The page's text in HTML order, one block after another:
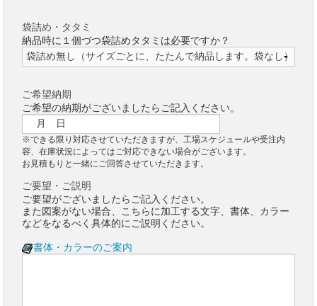
袋詰め・タタミ
納品時に１個づつ袋詰めタタミは必要ですか？
ご希望納期
ご希望の納期がございましたらご記入ください。
※できる限り対応させていただきますが、工場スケジュールや受注内
容、在庫状況によってはご対応できない場合がございます。
お見積もりと一緒にご回答させていただきます。
ご要望・ご説明
ご要望がございましたらご記入ください。
また図案がない場合、こちらに加工する文字、書体、カラー
などをなるべく具体的にご説明ください。
書体・カラーのご案内